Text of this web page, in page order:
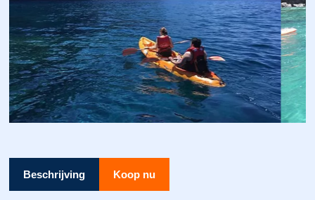
Beschrijving Koop nu